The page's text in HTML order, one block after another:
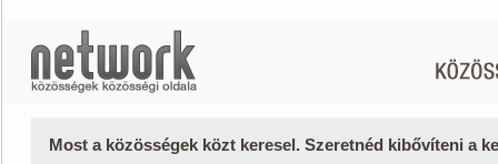
Most a közösségek közt keresel. Szeretnéd kibővíteni a